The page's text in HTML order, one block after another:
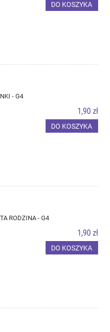
DO KOSZYKA
- G4
1,90 zł
DO KOSZYKA
RODZINA - G4
1,90 zł
DO KOSZYKA